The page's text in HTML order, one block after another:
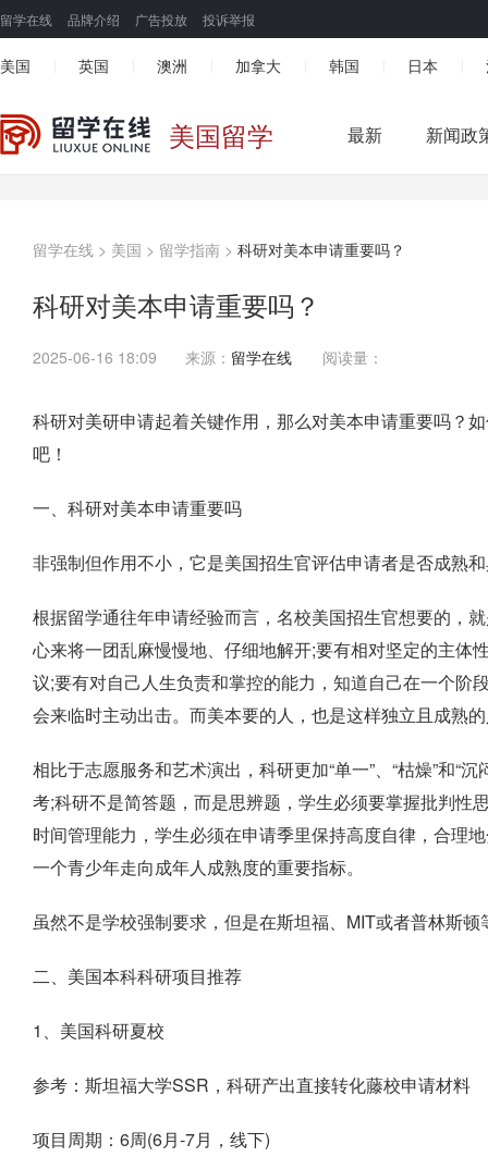
留学在线 品牌介绍 广告投放 投诉举报
美国 英国 澳洲 加拿大 韩国 日本
美国留学 最新 新闻政
留学在线 > 美国 > 留学指南 > 科研对美本申请重要吗？
科研对美本申请重要吗？
2025-06-16 18:09 来源： 留学在线 阅读量：
科研对美研申请起着关键作用，那么对美本申请重要吗？
吧！
一、科研对美本申请重要吗
非强制但作用不小，它是美国招生官评估申请者是否成熟
根据留学通往年申请经验而言，名校美国招生官想要的，
心来将一团乱麻慢慢地、仔细地解开;要有相对坚定的主体
议;要有对自己人生负责和掌控的能力，知道自己在一个阶
会来临时主动出击。而美本要的人，也是这样独立且成熟
相比于志愿服务和艺术演出，科研更加“单一”、“枯燥”和“
考;科研不是简答题，而是思辨题，学生必须要掌握批判性
时间管理能力，学生必须在申请季里保持高度自律，合理
一个青少年走向成年人成熟度的重要指标。
虽然不是学校强制要求，但是在斯坦福、MIT或者普林斯
二、美国本科科研项目推荐
1、美国科研夏校
参考：斯坦福大学SSR，科研产出直接转化藤校申请材料
项目周期：6周(6月-7月，线下)